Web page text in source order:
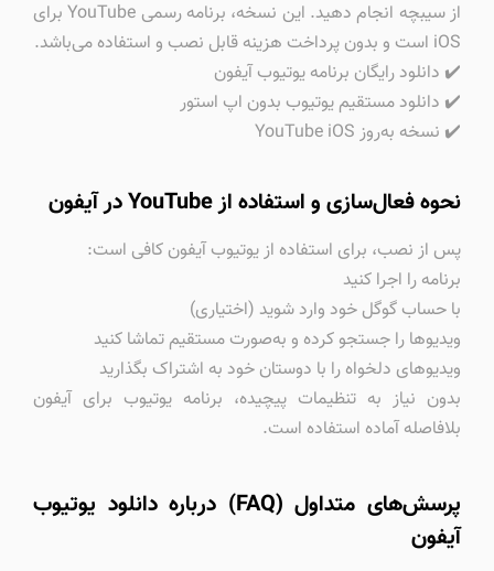
از سیبچه انجام دهید. این نسخه، برنامه رسمی YouTube برای
iOS است و بدون پرداخت هزینه قابل نصب و استفاده می‌باشد.
✔️ دانلود رایگان برنامه یوتیوب آیفون
✔️ دانلود مستقیم یوتیوب بدون اپ استور
✔️ نسخه به‌روز YouTube iOS
نحوه فعال‌سازی و استفاده از YouTube در آیفون
پس از نصب، برای استفاده از یوتیوب آیفون کافی است:
برنامه را اجرا کنید
با حساب گوگل خود وارد شوید (اختیاری)
ویدیوها را جستجو کرده و به‌صورت مستقیم تماشا کنید
ویدیوهای دلخواه را با دوستان خود به اشتراک بگذارید
بدون نیاز به تنظیمات پیچیده، برنامه یوتیوب برای آیفون
بلافاصله آماده استفاده است.
پرسش‌های متداول (FAQ) درباره دانلود یوتیوب
آیفون